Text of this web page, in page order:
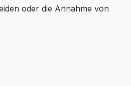
oder die Annahme von